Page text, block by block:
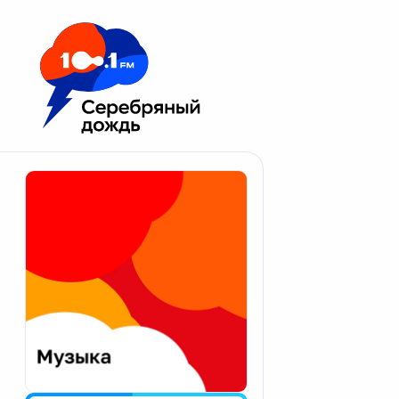
Москва 100.1 FM
Апатиты
Екатеринбург
Калининград
Калуга